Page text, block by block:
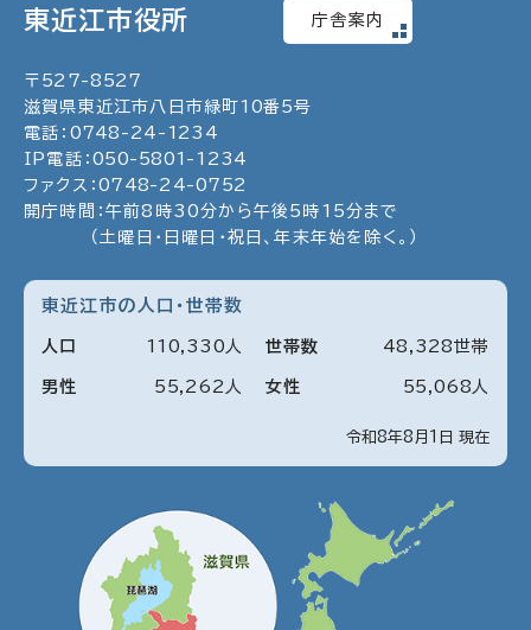
東近江市役所 庁舎案内
〒 527-8527
滋賀県東近江市八日市緑町10番5号
電話： 0748 - 24 - 1234
IP電話： 050- 5801 - 1234
ファクス： 0748- 24-0752
開庁時間：午前8時30分から午後5時15分まで
（土曜日・日曜日・祝日、年末年始を除く。）
東近江市の人口・世帯数
令和8年8月1日 現在
人口 110 330 人
男性 55 262 人 女性 55 068 人
世帯数 48 328世帯